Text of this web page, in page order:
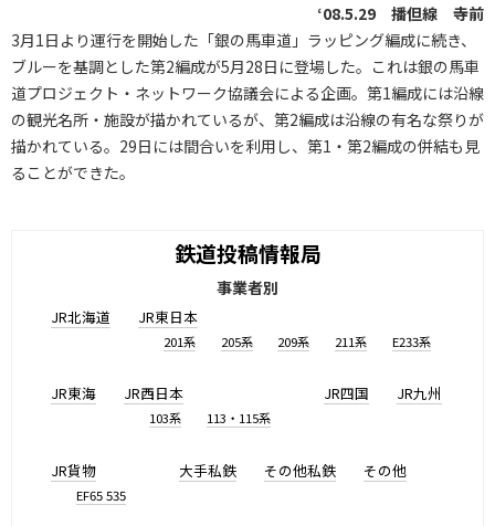
‘08.5.29 播但線 寺前
3月1日より運行を開始した「銀の馬車道」ラッピング編成に続き、
ブルーを基調とした第2編成が5月28日に登場した。これは銀の馬車
道プロジェクト・ネットワーク協議会による企画。第1編成には沿線
の観光名所・施設が描かれているが、第2編成は沿線の有名な祭りが
描かれている。29日には間合いを利用し、第1・第2編成の併結も見
ることができた。
鉄道投稿情報局
事業者別
JR北海道 JR東日本
201系 205系 209系 211系 E233系
JR東海 JR西日本
103系 113・115系
JR四国 JR九州
JR貨物
EF65 535
大手私鉄 その他私鉄 その他